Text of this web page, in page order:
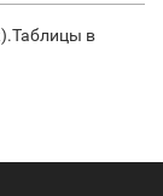
в